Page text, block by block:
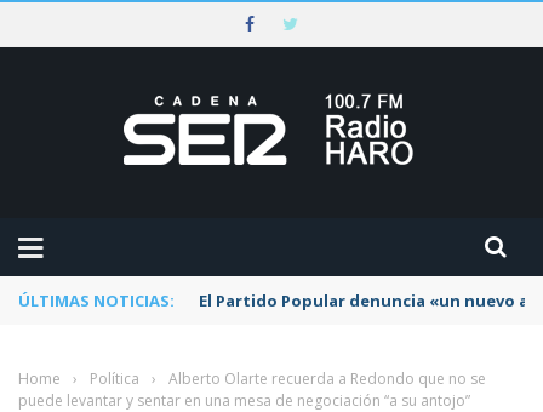
ÚLTIMAS NOTICIAS: El Partido Popular denuncia «un nuevo
Home › Política ›
Alberto Olarte recuerda a Redondo que no se
puede levantar y sentar en una mesa de negociación “a su antojo”